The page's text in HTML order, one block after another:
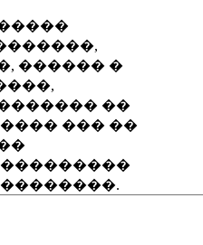
������ �
��
��� ��